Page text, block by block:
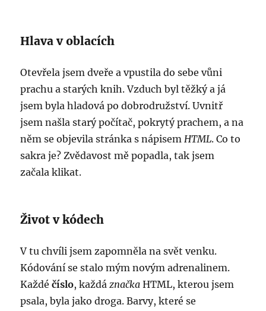
Hlava v oblacích
Otevřela jsem dveře a vpustila do sebe vůni
prachu a starých knih. Vzduch byl těžký a já
jsem byla hladová po dobrodružství. Uvnitř
jsem našla starý počítač, pokrytý prachem, a na
něm se objevila stránka s nápisemHTML. Co to
sakra je? Zvědavost mě popadla, tak jsem
začala klikat.
Život v kódech
V tu chvíli jsem zapomněla na svět venku.
Kódování se stalo mým novým adrenalinem.
Každéčíslo, každáznačka HTML, kterou jsem
psala, byla jako droga. Barvy, které se